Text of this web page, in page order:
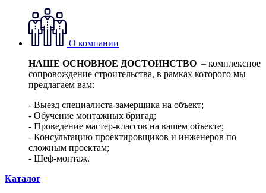
О компании
НАШЕ ОСНОВНОЕ ДОСТОИНСТВО – комплексное
сопровождение строительства, в рамках которого мы
предлагаем вам:
- Выезд специалиста-замерщика на объект;
- Обучение монтажных бригад;
- Проведение мастер-классов на вашем объекте;
- Консультацию проектировщиков и инженеров по
сложным проектам;
- Шеф-монтаж.
Каталог